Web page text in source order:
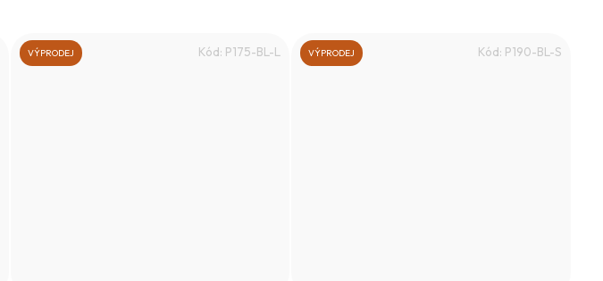
VÝPRODEJ Kód: P175-BL-L VÝPRODEJ Kód: P190-BL-S